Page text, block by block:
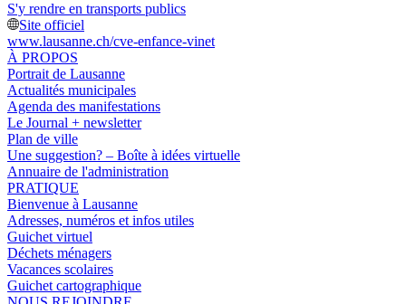
S'y rendre en transports publics
Site officiel
www.lausanne.ch/cve-enfance-vinet
À PROPOS
Portrait de Lausanne
Actualités municipales
Agenda des manifestations
Le Journal + newsletter
Plan de ville
Une suggestion? – Boîte à idées virtuelle
Annuaire de l'administration
PRATIQUE
Bienvenue à Lausanne
Adresses, numéros et infos utiles
Guichet virtuel
Déchets ménagers
Vacances scolaires
Guichet cartographique